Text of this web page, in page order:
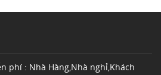
phí : Nhà Hàng,Nhà nghỉ,Khách